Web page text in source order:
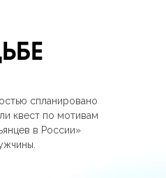
спланировано
квест по мотивам
в России»